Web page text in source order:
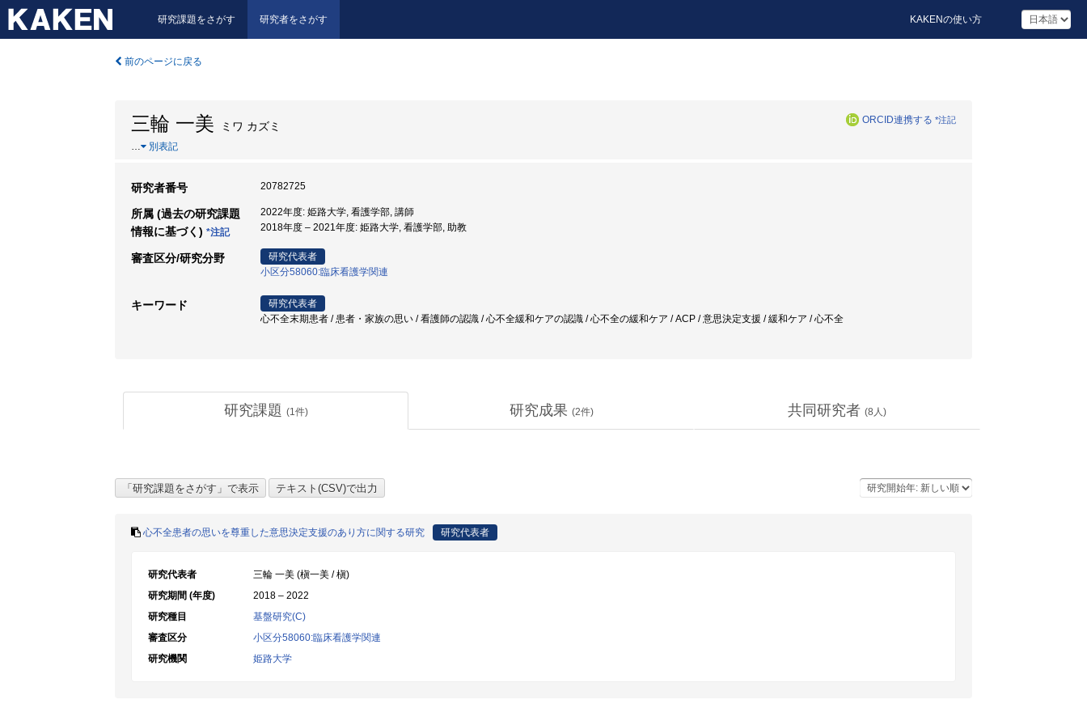
研究課題をさがす 研究者をさがす KAKENの使い方
前のページに戻る
三輪 一美 ミワ カズミ ORCID連携する *注記
… 別表記
研究者番号 20782725
所属 (過去の研究課題
情報に基づく) *注記
2022年度: 姫路大学, 看護学部, 講師
2018年度 – 2021年度: 姫路大学, 看護学部, 助教
審査区分/研究分野
研究代表者
小区分58060:臨床看護学関連
キーワード
研究代表者
心不全末期患者 / 患者・家族の思い / 看護師の認識 / 心不全緩和ケアの認識 / 心不全の緩和ケア / ACP / 意思決定支援 / 緩和ケア / 心不全
研究課題 (1件) 研究成果 (2件) 共同研究者 (8 人)
心不全患者の思いを尊重した意思決定支援のあり方に関する研究 研究代表者
研究代表者
三輪 一美 (槇一美 / 槇)
研究期間 (年度)
2018 – 2022
研究種目
基盤研究(C)
審査区分
小区分58060:臨床看護学関連
研究機関
姫路大学